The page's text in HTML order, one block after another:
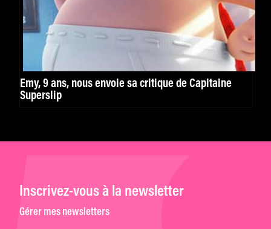
Emy, 9 ans, nous envoie sa critique de Capitaine
Superslip
Inscrivez-vous à la newsletter
Gérer mes newsletters